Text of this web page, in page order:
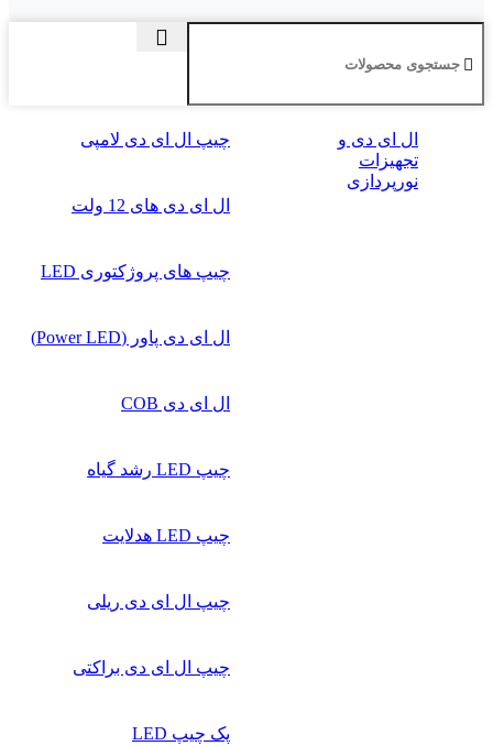
ال‌ ای‌ دی و
تجهیزات
نورپردازی
چیپ ال ای دی لامپی
ال ای دی‌ های 12 ولت
چیپ‌ های پروژکتوری LED
ال ای دی پاور (Power LED)
ال ای دی COB
چیپ‌ LED رشد گیاه
چیپ‌ LED هدلایت
چیپ ال ای دی ریلی
چیپ ال ای دی براکتی
پک چیپ LED